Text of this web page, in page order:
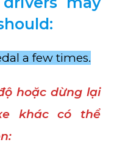
a few times.
hoặc dừng lại
khác có thể